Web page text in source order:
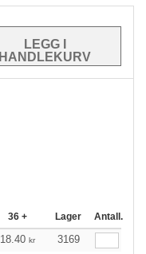
36 + Lager Antall.
18.40 kr 3169